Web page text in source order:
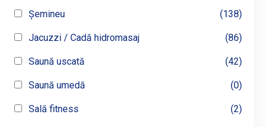
Șemineu (138)
Jacuzzi / Cadă hidromasaj (86)
Saună uscată (42)
Saună umedă (0)
Sală fitness (2)